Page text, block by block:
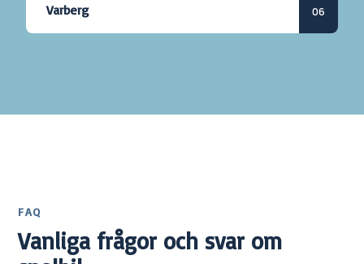
Varberg
FAQ
Vanliga frågor och svar om